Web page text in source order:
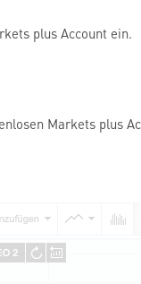
plus Account ein.
Markets plus